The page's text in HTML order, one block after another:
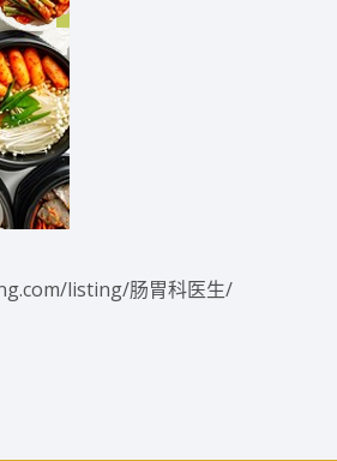
listing/肠胃科医生/